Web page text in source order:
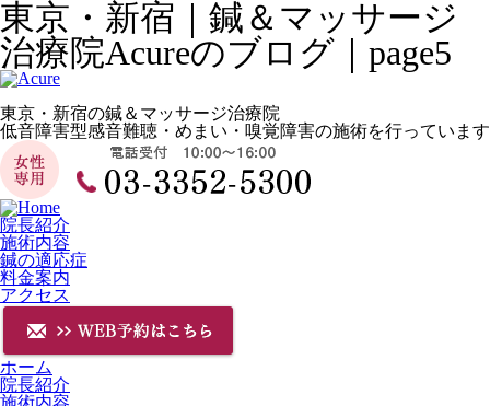
東京・新宿｜鍼＆マッサージ
治療院Acureのブログ｜page5
東京・新宿の鍼＆マッサージ治療院
低音障害型感音難聴・めまい・嗅覚障害の施術を行っています
院長紹介
施術内容
鍼の適応症
料金案内
アクセス
ホーム
院長紹介
施術内容